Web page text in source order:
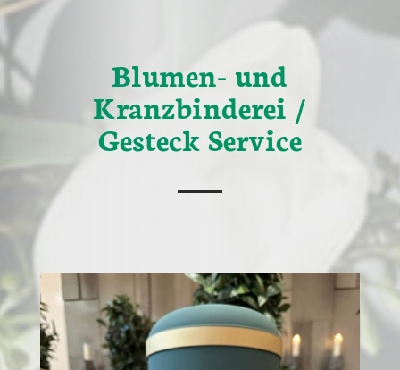
Blumen- und
Kranzbinderei /
Gesteck Service